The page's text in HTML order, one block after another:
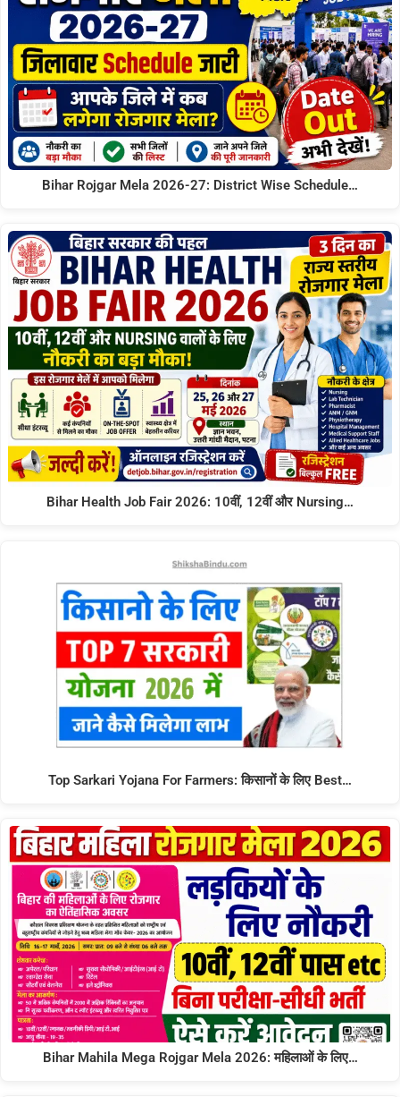
Bihar Rojgar Mela 2026-27: District Wise Schedule…
Bihar Health Job Fair 2026: 10वीं, 12वीं और Nursing…
Top Sarkari Yojana For Farmers: किसानों के लिए Best…
Bihar Mahila Mega Rojgar Mela 2026: महिलाओं के लिए…